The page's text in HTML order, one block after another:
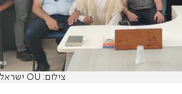
צילום: OU ישראל